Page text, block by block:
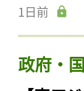
1日前
政府・